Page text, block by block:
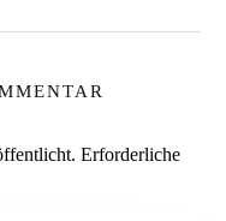
Erforderliche